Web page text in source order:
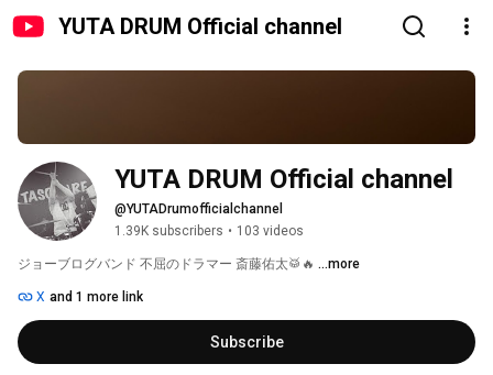
YUTA DRUM Official channel
YUTA DRUM Official channel
@YUTADrumofficialchannel
1.39K subscribers • 103 videos
ジョーブログバンド 不屈のドラマー 斎藤佑太🥁🔥 ...more
X and 1 more link
Subscribe